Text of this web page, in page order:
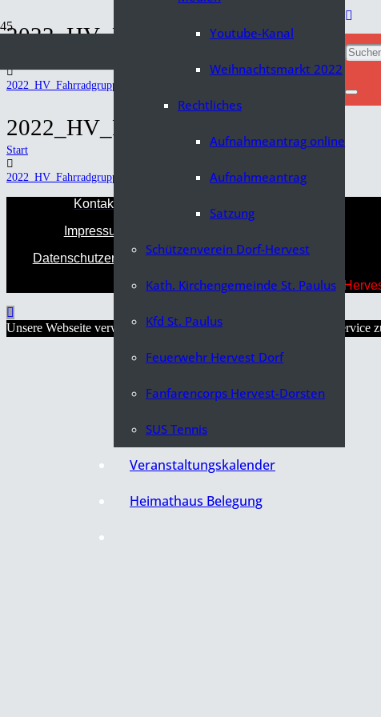
Youtube-Kanal
Weihnachtsmarkt 2022
Rechtliches
Aufnahmeantrag online
Aufnahmeantrag
Satzung
Schützenverein Dorf-Hervest
Kath. Kirchengemeinde St. Paulus
Kfd St. Paulus
Feuerwehr Hervest Dorf
Fanfarencorps Hervest-Dorsten
SUS Tennis
Veranstaltungskalender
Heimathaus Belegung
2022_HV_Fahrradgruppe
2022_HV_Fahrradgruppe
2022_HV_Fahrradgruppe
Start
2022_HV_Fahrradgruppe
Kontakt
Impressum
Datenschutzerklärung
2026 © Copyright Heimatverein Dorf-
Unsere Webseite verwendet Cookies, um Ihnen einen optimalen Service